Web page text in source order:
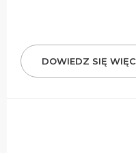
DOWIEDZ SIĘ